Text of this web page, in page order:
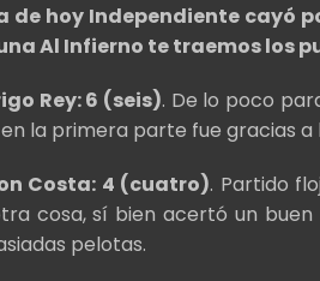
de hoy Independiente cayó
Al Infierno te traemos los
Rey: 6 (seis). De lo poco
la primera parte fue gracias a
Costa: 4 (cuatro). Partido
cosa, sí bien acertó un
pelotas.